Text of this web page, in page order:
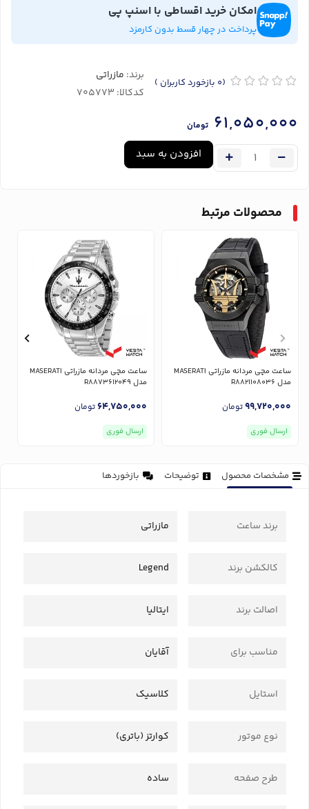
امکان خرید اقساطی با اسنپ پی
پرداخت در چهار قسط بدون کارمزد
(0 بازخورد کاربران ) برند: مازراتی
کدکالا:
61,050,000 تومان
افزودن به سبد
محصولات مرتبط
ساعت مچی مردانه مازراتی MASERATI
مدل R8821108036
99,720,000تومان
ارسال فوری
ساعت مچی مردانه مازراتی MASERATI
مدل R8873612049
64,750,000 تومان
ارسال فوری
مشخصات محصول توضیحات بازخوردها
برند ساعت مازراتی
کالکشن برند Legend
اصالت برند ایتالیا
مناسب برای آقایان
استایل کلاسیک
نوع موتور کوارتز (باتری)
طرح صفحه ساده